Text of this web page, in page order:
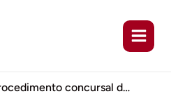
Procedimento concursal de recrutamento para 1 posto de trabalho por tempo indeterminado na categoria de assistente operacional – área de motorista de transportes coletivos